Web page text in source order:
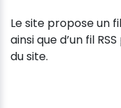
Le site propose un
ainsi que d’un fil
du site.